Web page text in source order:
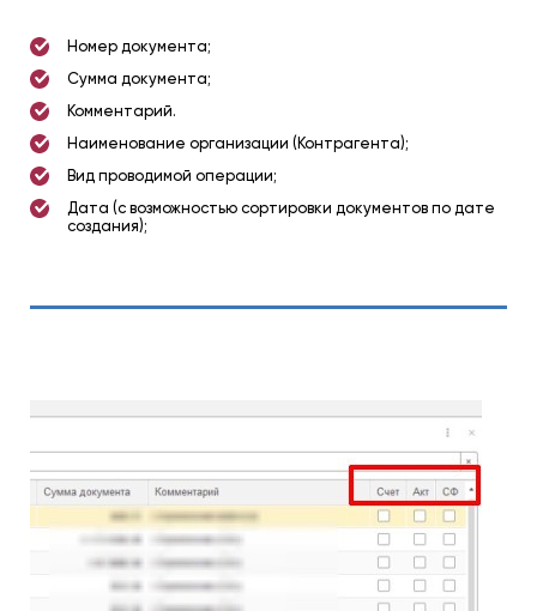
Номер документа;
Сумма документа;
Комментарий.
Наименование организации (Контрагента);
Вид проводимой операции;
Дата (с возможностью сортировки документов по дате
создания);